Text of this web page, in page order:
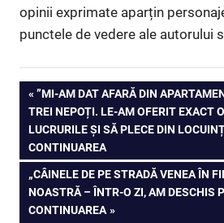
opinii exprimate aparțin
punctele de vedere ale autorului
Navigare
în
articole
PREVIOUS
POST:
”MI-AM DAT AFARĂ DIN
TREI NEPOȚI. LE-AM OFERIT EXACT
LUCRURILE ȘI SĂ PLECE DIN
CONTINUAREA
NEXT
POST:
„CÂINELE DE PE STRADĂ VENEA ÎN
NOASTRĂ – ÎNTR-O ZI, AM DESCHIS
CONTINUAREA